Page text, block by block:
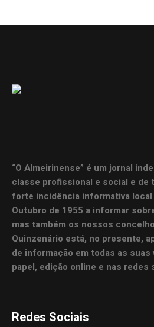
“O Almeirinense” é um jornal
classe profissional e social e de
forte incidência informativa local
Outubro de 1955 a informar
mas também os nossos
Quinzenário está, no presente,
de informação em todas as
papel, edição online e nas redes
Redes Sociais